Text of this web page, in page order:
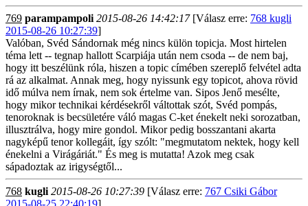
769 parampampoli 2015-08-26 14:42:17[Válasz erre: 768 kugli
2015-08-26 10:27:39]
Valóban, Svéd Sándornak még nincs külön topicja. Most hirtelen
téma lett -- tegnap hallott Scarpiája után nem csoda -- de nem baj,
hogy itt beszélünk róla, hiszen a topic címében szereplő felvétel adta
rá az alkalmat. Annak meg, hogy nyissunk egy topicot, ahova rövid
idő múlva nem írnak, nem sok értelme van. Sipos Jenő mesélte,
hogy mikor technikai kérdésekről váltottak szót, Svéd pompás,
tenoroknak is becsületére váló magas C-ket énekelt neki sorozatban,
illusztrálva, hogy mire gondol. Mikor pedig bosszantani akarta
nagyképű tenor kollegáit, így szólt: "megmutatom nektek, hogy kell
énekelni a Virágáriát." És meg is mutatta! Azok meg csak
sápadoztak az irigységtől...
768 kugli 2015-08-26 10:27:39 [Válasz erre: 767 Csiki Gábor
2015-08-25 22:40:19]